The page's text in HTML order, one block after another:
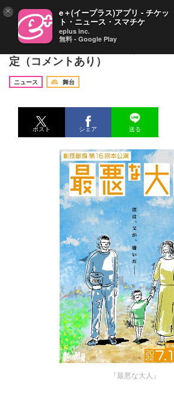
劇団献身、代表作『最悪な大人』
定（コメントあり）
ニュース
舞台
ポスト シェア 送る
『最悪な大人』
× e＋(イープラス)アプリ - チケッ
ト・ニュース・スマチケ
eplus inc.
無料 - Google Play